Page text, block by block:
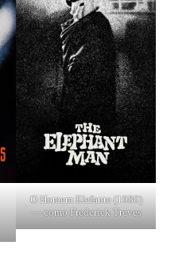
O Homem Elefante (1980)
— como Frederick Treves